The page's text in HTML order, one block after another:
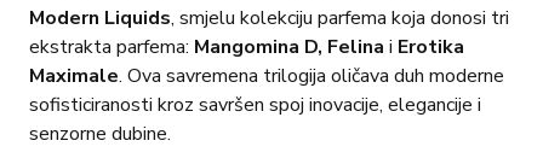
Modern Liquids, smjelu kolekciju parfema koja donosi tri
ekstrakta parfema: Mangomina D, Felina i Erotika
Maximale. Ova savremena trilogija oličava duh moderne
sofisticiranosti kroz savršen spoj inovacije, elegancije i
senzorne dubine.